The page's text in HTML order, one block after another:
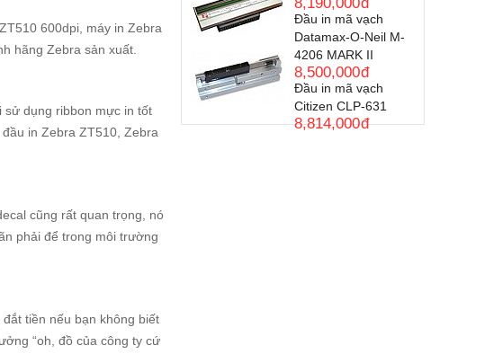
600dpi, máy in Zebra
hãng Zebra sản xuất.
sử dụng ribbon mực in tốt
in Zebra ZT510, Zebra
cũng rất quan trọng, nó
phải để trong môi trường
tiền nếu bạn không biết
“oh, đồ của công ty cứ
Đầu in mã vạch
Datamax-O-Neil M-
4206 MARK II
8,500,000đ
Đầu in mã vạch
Citizen CLP-631
8,814,000đ